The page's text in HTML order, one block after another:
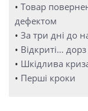
• Товар
дефектом
• За три дні до
• Відкриті… дорз
• Шкідлива
• Перші кроки